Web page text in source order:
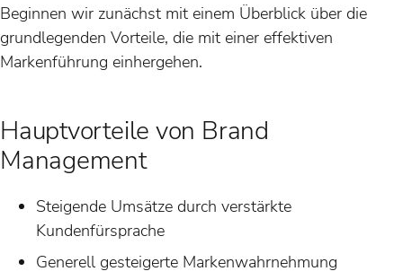
Beginnen wir zunächst mit einem Überblick über die
grundlegenden Vorteile, die mit einer effektiven
Markenführung einhergehen.
Hauptvorteile von Brand
Management
Steigende Umsätze durch verstärkte
Kundenfürsprache
Generell gesteigerte Markenwahrnehmung